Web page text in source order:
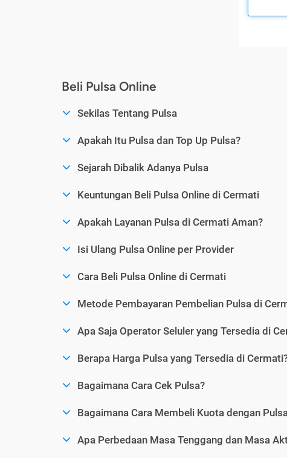
Beli Pulsa Online
Sekilas Tentang Pulsa
Apakah Itu Pulsa dan Top Up Pulsa?
Sejarah Dibalik Adanya Pulsa
Keuntungan Beli Pulsa Online di Cermati
Apakah Layanan Pulsa di Cermati Aman?
Isi Ulang Pulsa Online per Provider
Cara Beli Pulsa Online di Cermati
Metode Pembayaran Pembelian Pulsa di
Apa Saja Operator Seluler yang Tersedia di
Berapa Harga Pulsa yang Tersedia di
Bagaimana Cara Cek Pulsa?
Bagaimana Cara Membeli Kuota dengan
Apa Perbedaan Masa Tenggang dan Masa